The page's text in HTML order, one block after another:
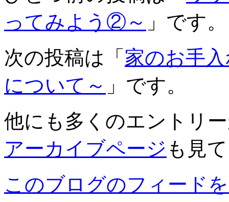
ってみよう②～ 」です。
次の投稿は「 家のお手
について～ 」です。
他にも多くのエントリ
アーカイブページ も見
このブログのフィード